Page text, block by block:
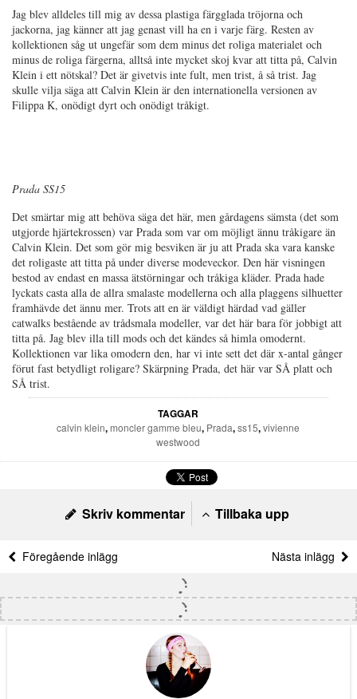
Jag blev alldeles till mig av dessa plastiga färgglada tröjorna och
jackorna, jag känner att jag genast vill ha en i varje färg. Resten av
kollektionen såg ut ungefär som dem minus det roliga materialet och
minus de roliga färgerna, alltså inte mycket skoj kvar att titta på, Calvin
Klein i ett nötskal? Det är givetvis inte fult, men trist, å så trist. Jag
skulle vilja säga att Calvin Klein är den internationella versionen av
Filippa K, onödigt dyrt och onödigt tråkigt.
Prada SS15
Det smärtar mig att behöva säga det här, men gårdagens sämsta (det som
utgjorde hjärtekrossen) var Prada som var om möjligt ännu tråkigare än
Calvin Klein. Det som gör mig besviken är ju att Prada ska vara kanske
det roligaste att titta på under diverse modeveckor. Den här visningen
bestod av endast en massa ätstörningar och tråkiga kläder. Prada hade
lyckats casta alla de allra smalaste modellerna och alla plaggens silhuetter
framhävde det ännu mer. Trots att en är väldigt härdad vad gäller
catwalks bestående av trådsmala modeller, var det här bara för jobbigt att
titta på. Jag blev illa till mods och det kändes så himla omodernt.
Kollektionen var lika omodern den, har vi inte sett det där x-antal gånger
förut fast betydligt roligare? Skärpning Prada, det här var SÅ platt och
SÅ trist.
TAGGAR
calvin klein,moncler gamme bleu, Prada,ss15,vivienne
westwood
Skriv kommentar Tillbaka upp
Föregående inlägg Nästa inlägg